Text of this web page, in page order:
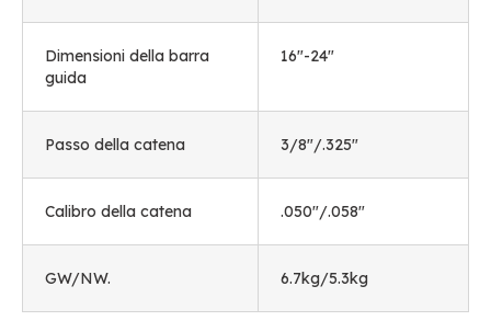
Dimensioni della barra
guida
16"-24"
Passo della catena 3/8"/.325"
Calibro della catena .050"/.058"
GW/NW. 6.7kg/5.3kg